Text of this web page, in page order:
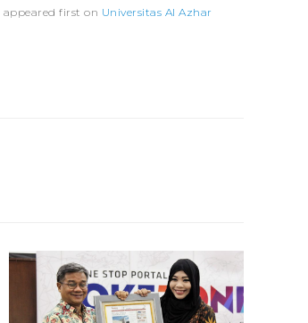
appeared first on Universitas Al Azhar